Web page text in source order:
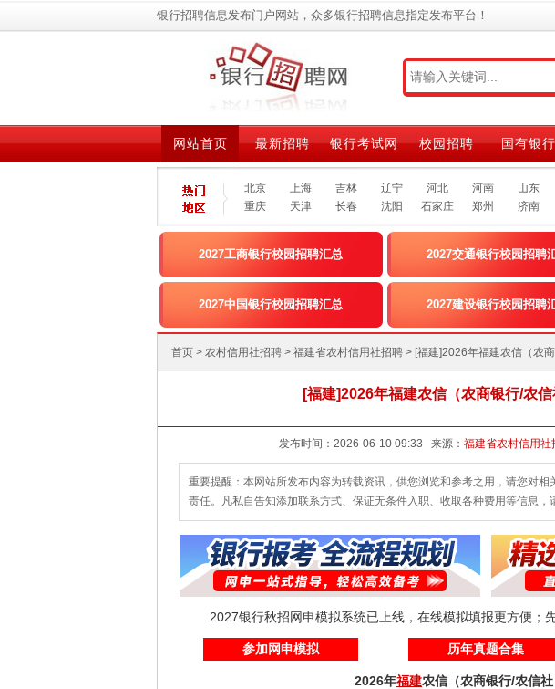
银行招聘信息发布门户网站，众多银行招聘信息指定发布平台！
网站首页 最新招聘 银行考试网 校园招聘 国有银行
北京 上海 吉林 辽宁 河北 河南 山东
重庆
天津 长春 沈阳 石家庄 郑州 济南
2027工商银行校园招聘汇总 2027交通银行校园招聘
2027中国银行校园招聘汇总 2027建设银行校园招聘
首页 > 农村信用社招聘 > 福建省农村信用社招聘 > [福建]2026年福建农信（农
[福建]2026年福建农信（农商银行/农
发布时间：2026-06-10 09:33 来源： 福建省农村信用社
重要提醒：本网站所发布内容为转载资讯，供您浏览和参考之用，请您对
责任。凡私自告知添加联系方式、保证无条件入职、收取各种费用等信息，
2027银行秋招网申模拟系统已上线，在线模拟填报更方便；
参加网申模拟 历年真题合集
2026年福建农信（农商银行/农信